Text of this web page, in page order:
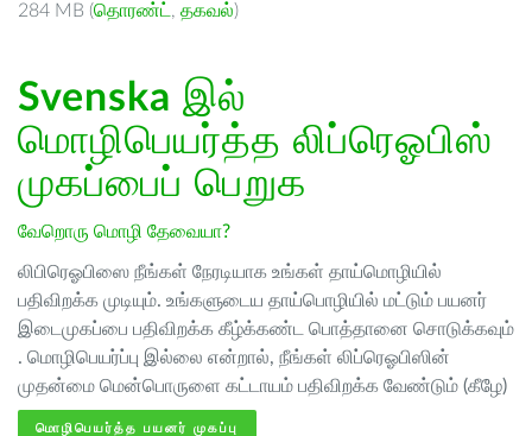
284 MB (தொரண்ட் , தகவல்)
Svenska இல்
மொழிபெயர்த்த லிப்ரெஓபிஸ்
முகப்பைப் பெறுக
வேறொரு மொழி தேவையா?
லிபிரெஓபிஸை நீங்கள் நேரடியாக உங்கள் தாய்மொழியில்
பதிவிறக்க முடியும். உங்களுடைய தாய்பொழியில் மட்டும் பயனர்
இடைமுகப்பை பதிவிறக்க கீழ்க்கண்ட பொத்தானை சொடுக்கவும்
. மொழிபெயர்ப்பு இல்லை என்றால், நீங்கள் லிப்ரெஓபிஸின்
முதன்மை மென்பொருளை கட்டாயம் பதிவிறக்க வேண்டும் (கீழே)
மொழிபெயர்த்த பயனர் முகப்பு